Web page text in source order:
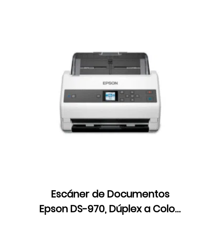
Escáner de Documentos
Epson DS-970, Dúplex a Color,